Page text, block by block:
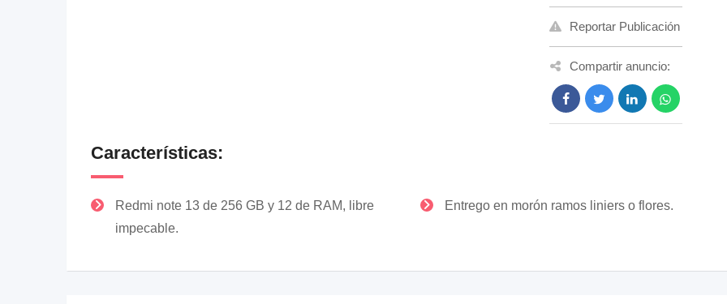
Reportar Publicación
Compartir anuncio:
Características:
Redmi note 13 de 256 GB y 12 de RAM, libre
impecable.
Entrego en morón ramos liniers o flores.